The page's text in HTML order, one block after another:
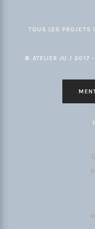
TOUS LES PROJETS
© ATELIER JU / 2017